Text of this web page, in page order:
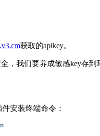
获取的apikey。
，我们要养成敏感key存到
安装终端命令：